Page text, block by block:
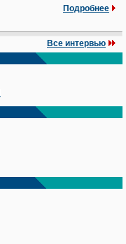
Подробнее
Все интервью